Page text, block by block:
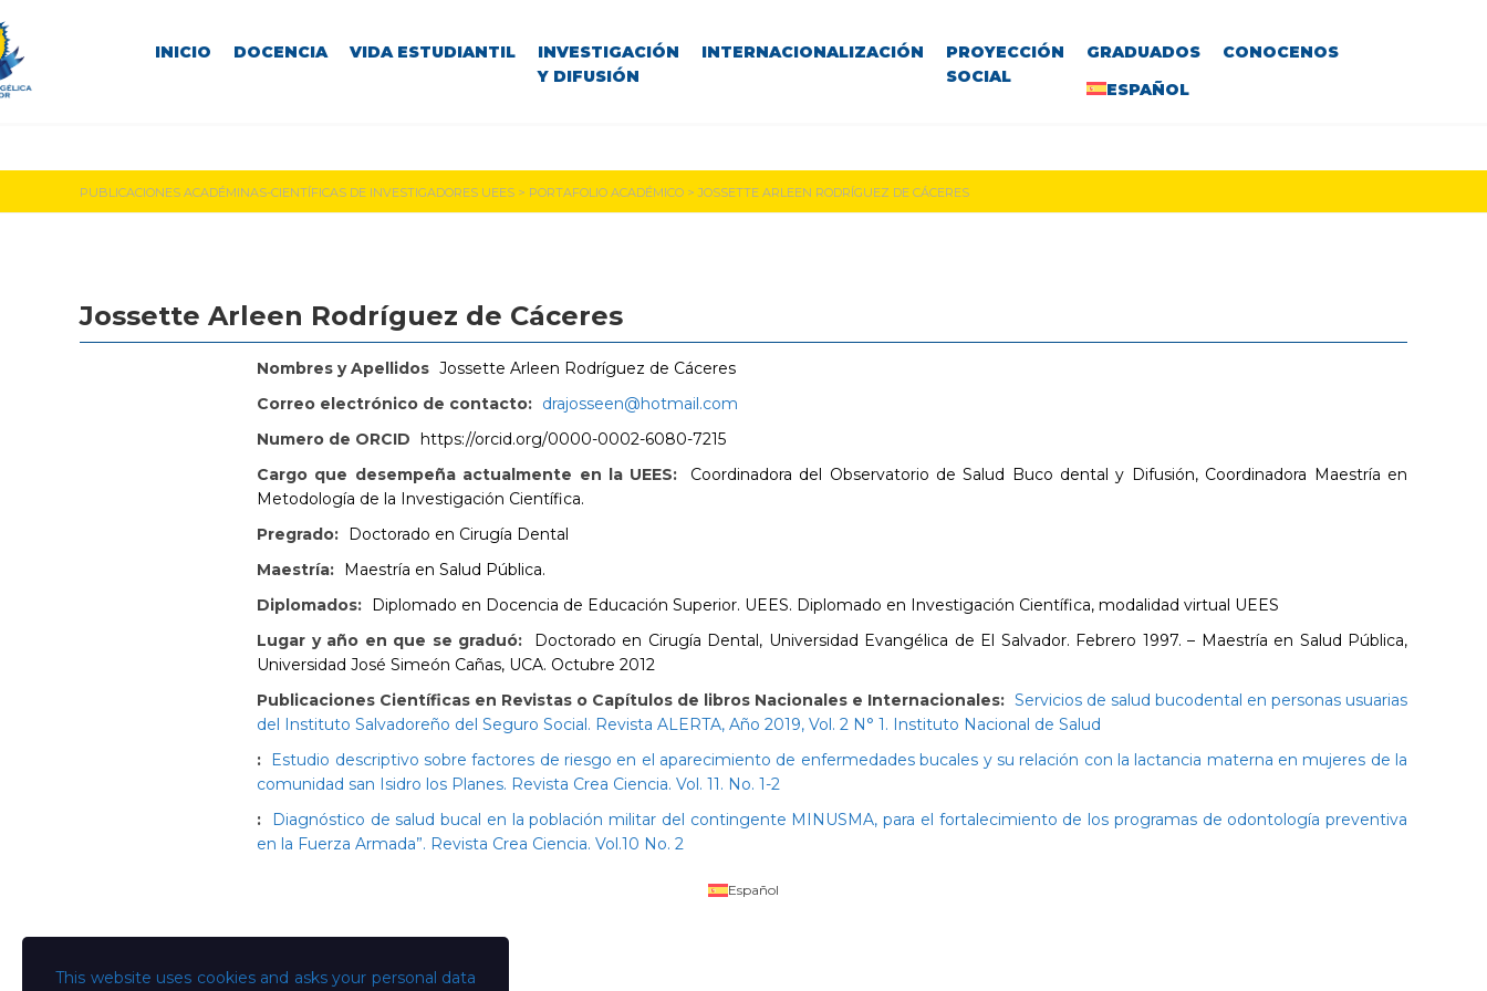
INICIO DOCENCIA VIDA ESTUDIANTIL
INVESTIGACIÓN
Y DIFUSIÓN
INTERNACIONALIZACIÓN
PROYECCIÓN
SOCIAL
GRADUADOS
CONOCENOS
ESPAÑOL
PUBLICACIONES ACADÉMINAS-CIENTÍFICAS DE INVESTIGADORES UEES > PORTAFOLIO ACADÉMICO >JOSSETTE ARLEEN RODRÍGUEZ DE CÁCERES
Jossette Arleen Rodríguez de Cáceres
Nombres y Apellidos Jossette Arleen Rodríguez de Cáceres
Correo electrónico de contacto: drajosseen@hotmail.com
Numero de ORCID https://orcid.org/0000-0002-6080-7215
Cargo que desempeña actualmente en la UEES:
Coordinadora del Observatorio de Salud Buco dental y Difusión, Coordinadora Maestría en
Metodología de la Investigación Científica.
Pregrado: Doctorado en Cirugía Dental
Maestría: Maestría en Salud Pública.
Diplomados: Diplomado en Docencia de Educación Superior. UEES. Diplomado en Investigación Científica, modalidad virtual UEES
Lugar y año en que se graduó:
Doctorado en Cirugía Dental, Universidad Evangélica de El Salvador. Febrero 1997. – Maestría en Salud Pública,
Universidad José Simeón Cañas, UCA. Octubre 2012
Publicaciones Científicas en Revistas o Capítulos de libros Nacionales e Internacionales: Servicios de salud bucodental en personas usuarias
del Instituto Salvadoreño del Seguro Social. Revista ALERTA, Año 2019, Vol. 2 N° 1. Instituto Nacional de Salud
:
Estudio descriptivo sobre factores de riesgo en el aparecimiento de enfermedades bucales y su relación con la lactancia materna en mujeres de la
comunidad san Isidro los Planes. Revista Crea Ciencia. Vol. 11. No. 1-2
:
Diagnóstico de salud bucal en la población militar del contingente MINUSMA, para el fortalecimiento de los programas de odontología preventiva
en la Fuerza Armada”. Revista Crea Ciencia. Vol.10 No. 2
This website uses cookies and asks your personal data
Español